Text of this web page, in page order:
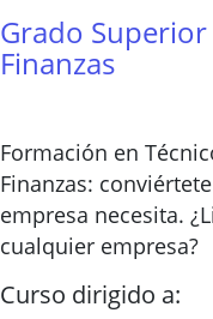
Grado
Finanzas
Formación en
Finanzas:
empresa necesita.
cualquier empresa?
Curso dirigido a: